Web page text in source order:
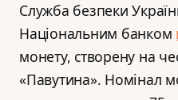
Служба безпеки
Національним банком
монету, створену на
«Павутина». Номінал